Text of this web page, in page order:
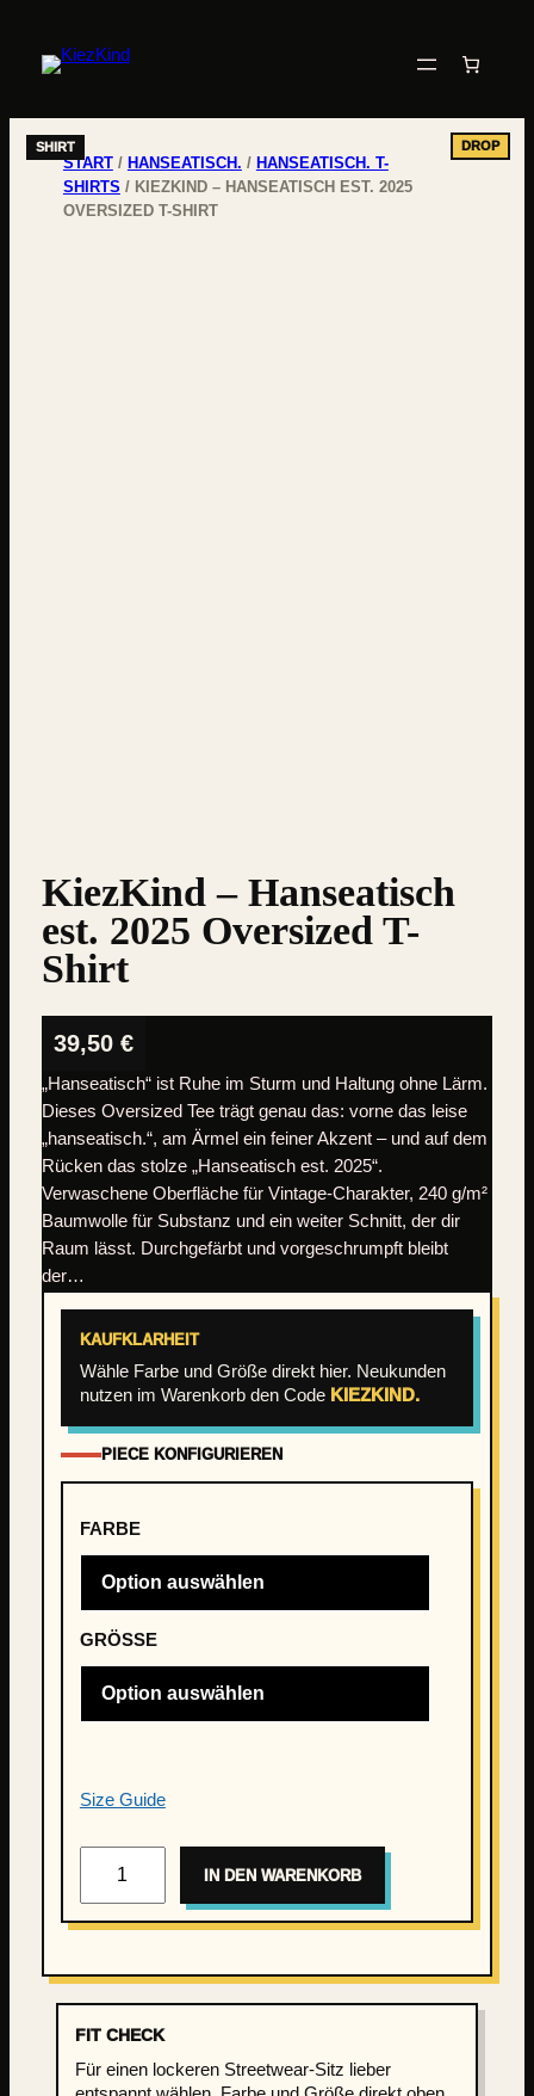
START/ HANSEATISCH. / HANSEATISCH. T-
SHIRTS / KIEZKIND – HANSEATISCH EST. 2025
OVERSIZED T-SHIRT
KiezKind – Hanseatisch
est. 2025 Oversized T-
Shirt
39,50 €
„Hanseatisch“ ist Ruhe im Sturm und Haltung ohne Lärm.
Dieses Oversized Tee trägt genau das: vorne das leise
„hanseatisch.“, am Ärmel ein feiner Akzent – und auf dem
Rücken das stolze „Hanseatisch est. 2025“.
Verwaschene Oberfläche für Vintage-Charakter, 240 g/m²
Baumwolle für Substanz und ein weiter Schnitt, der dir
Raum lässt. Durchgefärbt und vorgeschrumpft bleibt
der…
KAUFKLARHEIT
Wähle Farbe und Größe direkt hier. Neukunden
nutzen im Warenkorb den Code KIEZKIND.
PIECE KONFIGURIEREN
FARBE
GRÖSSE
Size Guide
n
–
IN DEN WARENKORB
FIT CHECK
Für einen lockeren Streetwear-Sitz lieber